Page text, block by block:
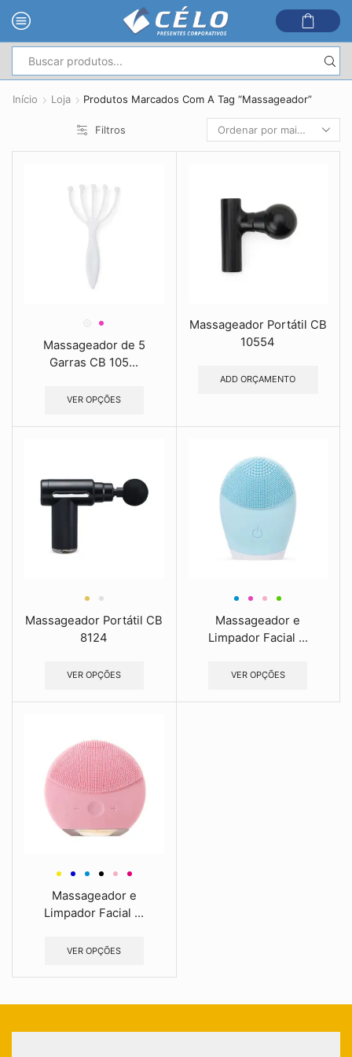
de
pesquisa
Início Loja Produtos Marcados Com A Tag “Massageador”
Filtros
Massageador de 5
Garras CB 105...
VER OPÇÕES
Massageador Portátil CB
10554
ADD ORÇAMENTO
Massageador Portátil CB
8124
VER OPÇÕES
Massageador e
Limpador Facial ...
VER OPÇÕES
Massageador e
Limpador Facial ...
VER OPÇÕES